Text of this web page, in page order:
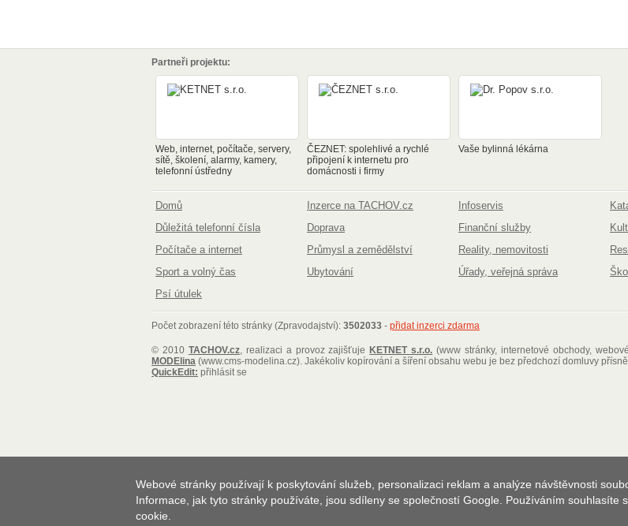
Partneři projektu:
Web, internet, počítače, servery,
sítě, školení, alarmy, kamery,
telefonní ústředny
ČEZNET: spolehlivé a rychlé
připojení k internetu pro
domácnosti i firmy
Vaše bylinná lékárna
Domů Inzerce na TACHOV.cz Infoservis
Důležitá telefonní čísla
Doprava Finanční služby
Počítače a internet
Průmysl a zemědělství Reality, nemovitosti
Sport a volný čas
Ubytování Úřady, veřejná správa
Psí útulek
Počet zobrazení této stránky (Zpravodajství): 3502033 - přidat inzerci zdarma
© 2010 TACHOV.cz, realizaci a provoz zajišťuje KETNET s.r.o. (www stránky, internetové obchody,
MODElina (www.cms-modelina.cz). Jakékoliv kopírování a šíření obsahu webu je bez předchozí domluvy
QuickEdit: přihlásit se
Webové stránky používají k poskytování služeb, personalizaci reklam a analýze návštěvnosti
Informace, jak tyto stránky používáte, jsou sdíleny se společností Google. Používáním souhlasíte
cookie.